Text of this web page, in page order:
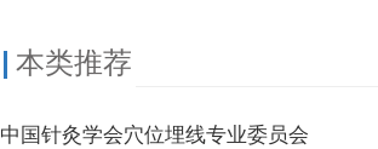
本类推荐
中国针灸学会穴位埋线专业委员会